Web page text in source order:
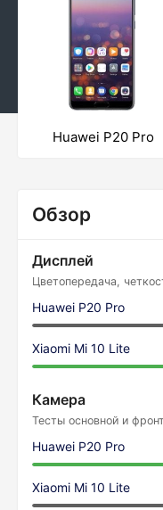
Huawei P20 Pro
Обзор
Дисплей
Цветопередача,
Huawei P20 Pro
Xiaomi Mi 10 Lite
Камера
Тесты основной и
Huawei P20 Pro
Xiaomi Mi 10 Lite